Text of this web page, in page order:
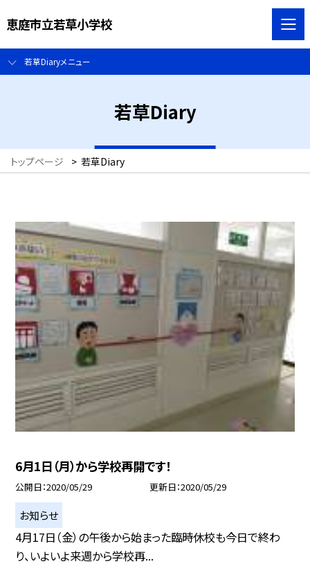
恵庭市立若草小学校
若草Diaryメニュー
若草Diary
トップページ > 若草Diary
6月1日（月）から学校再開です！
公開日 2020/05/29 更新日 2020/05/29
お知らせ
4月17日（金）の午後から始まった臨時休校も今日で終わ
り、いよいよ来週から学校再...